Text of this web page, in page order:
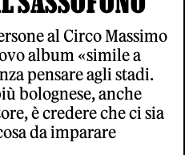
al Circo Massimo
album «simile a
pensare agli stadi.
bolognese, anche
è credere che ci sia
da imparare